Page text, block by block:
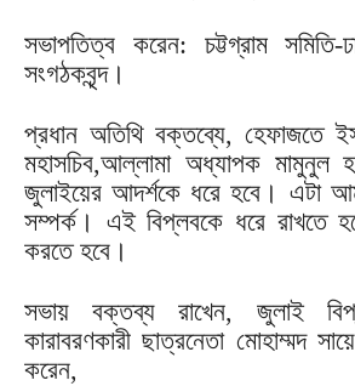
সভাপতিত্ব করেন: চট্টগ্রাম সমিতি-
সংগঠকবৃন্দ।
প্রধান অতিথি বক্তব্যে, হেফাজতে
মহাসচিব,আল্লামা অধ্যাপক মামুনুল
জুলাইয়ের আদর্শকে ধরে হবে। এটা
সম্পর্ক। এই বিপ্লবকে ধরে রাখতে
করতে হবে।
সভায় বক্তব্য রাখেন, জুলাই
কারাবরণকারী ছাত্রনেতা মোহাম্মদ
করেন,